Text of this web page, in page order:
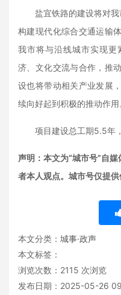
盐宜铁路的建设将对
构建现代化综合交通运输
我市将与沿线城市实现更
济、文化交流与合作，推
设也将带动相关产业发展
续向好起到积极的推动作用
项目建设总工期5.5年
声明：本文为“城市号”自
者本人观点。城市号仅提供
本文分类： 城事·政声
本文标签：
浏览次数： 2115 次浏览
发布日期：2025-05-26